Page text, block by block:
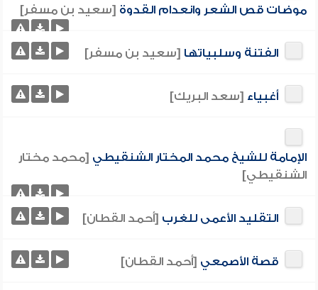
موضات قص الشعر وانعدام القدوة [سعيد بن مسفر]
الفتنة وسلبياتها [سعيد بن مسفر]
أغبياء [سعد البريك]
الإمامة للشيخ محمد المختار الشنقيطي [محمد مختار
الشنقيطي]
التقليد الأعمى للغرب [أحمد القطان]
قصة الأصمعي [أحمد القطان]